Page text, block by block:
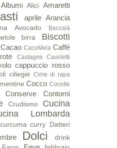
Albumi Alici Amaretti
aprile Arancia
Avocado Baccalà
birra
Biscotti
Cacao CacoMela Caffè
Castagne
Cavoletti
cappuccio rosso
ciliegie Cime di rapa
Cocco Cocotte
Conserve Contorni
Crudismo
Cucina
Lombarda
curcuma curry Datteri
Dolci drink